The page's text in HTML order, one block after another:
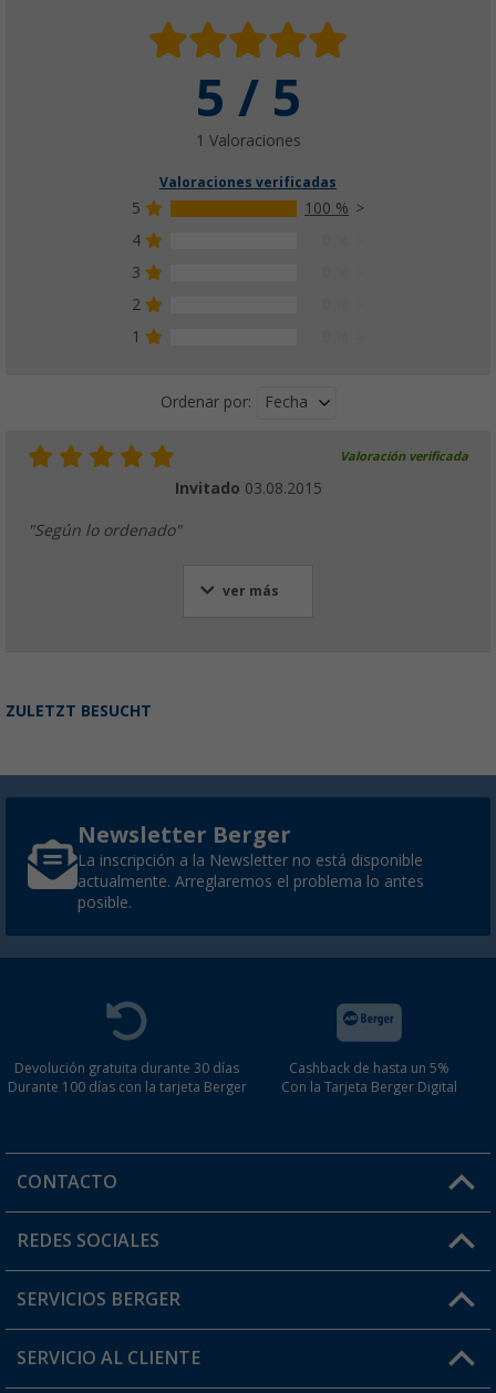
5 / 5
1 Valoraciones
Valoraciones verificadas
5
100 %
4
3
2
1
Ordenar por: Fecha
Valoración verificada
Invitado 03.08.2015
"Según lo ordenado"
ver más
ZULETZT BESUCHT
Newsletter Berger
La inscripción a la Newsletter no está disponible
actualmente. Arreglaremos el problema lo antes
posible.
Devolución gratuita durante 30 días
Durante 100 días con la tarjeta Berger
Cashback de hasta un 5%
Con la Tarjeta Berger Digital
CONTACTO
Horario de atención al cliente:
¿Tienes alguna duda?
REDES SOCIALES
SERVICIOS BERGER
Conviértete en distribuidor
SERVICIO AL CLIENTE